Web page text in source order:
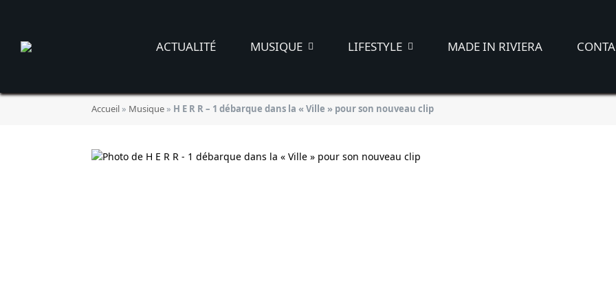
ACTUALITÉ MUSIQUE LIFESTYLE MADE IN RIVIERA
Accueil» Musique» H E R R – 1 débarque dans la « Ville » pour son nouveau clip